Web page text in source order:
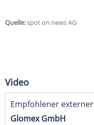
Quelle:spot on news AG
Video
Empfohlener
Glomex GmbH